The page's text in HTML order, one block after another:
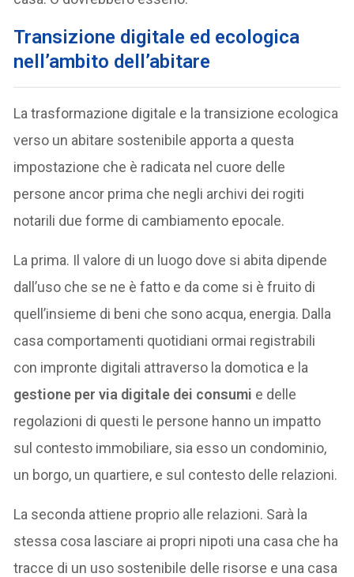
Transizione digitale ed ecologica
nell’ambito dell’abitare
La trasformazione digitale e la transizione ecologica
verso un abitare sostenibile apporta a questa
impostazione che è radicata nel cuore delle
persone ancor prima che negli archivi dei rogiti
notarili due forme di cambiamento epocale.
La prima. Il valore di un luogo dove si abita dipende
dall’uso che se ne è fatto e da come si è fruito di
quell’insieme di beni che sono acqua, energia. Dalla
casa comportamenti quotidiani ormai registrabili
con impronte digitali attraverso la domotica e la
gestione per via digitale dei consumi e delle
regolazioni di questi le persone hanno un impatto
sul contesto immobiliare, sia esso un condominio,
un borgo, un quartiere, e sul contesto delle relazioni.
La seconda attiene proprio alle relazioni. Sarà la
stessa cosa lasciare ai propri nipoti una casa che ha
tracce di un uso sostenibile delle risorse e una casa